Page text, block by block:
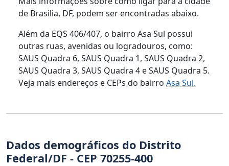
de Brasilia, DF, podem ser encontradas abaixo.
Além da EQS 406/407, o bairro Asa Sul possui
outras ruas, avenidas ou logradouros, como:
SAUS Quadra 6, SAUS Quadra 1, SAUS Quadra 2,
SAUS Quadra 3, SAUS Quadra 4 e SAUS Quadra 5.
Veja mais endereços e CEPs do bairro Asa Sul.
Dados demográficos do Distrito
Federal/DF - CEP 70255-400